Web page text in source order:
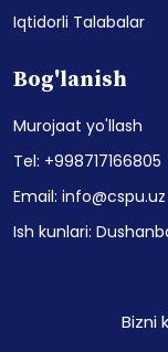
Iqtidorli Talabalar
Bog'lanish
Murojaat yo'llash
Tel: +998717166805
Email: info@cspu.uz
Ish kunlari:
Bizni